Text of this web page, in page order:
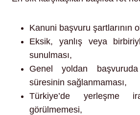
Kanuni başvuru şartlarının
Eksik, yanlış veya
sunulması,
Genel yoldan
süresinin sağlanmaması,
Türkiye’de yerleşme
görülmemesi,